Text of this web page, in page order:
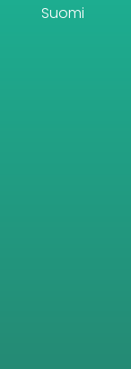
Suomi